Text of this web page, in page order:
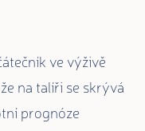
ve výživě
na talíři se skrývá
prognóze